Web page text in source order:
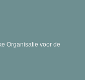
Organisatie voor de